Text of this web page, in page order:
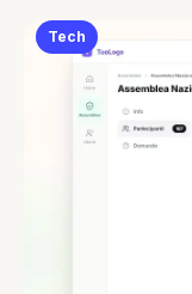
Tech